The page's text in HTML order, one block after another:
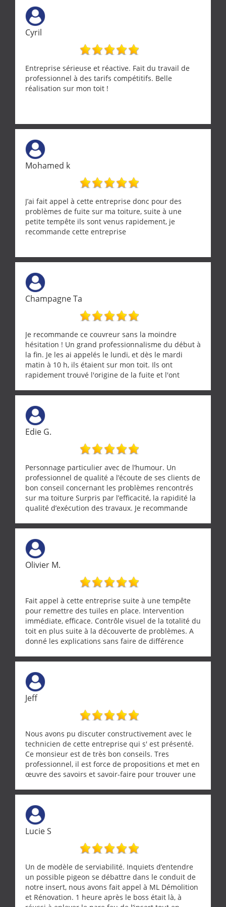
Cyril
Entreprise sérieuse et réactive. Fait du travail de
professionnel à des tarifs compétitifs. Belle
réalisation sur mon toit !
Mohamed k
J’ai fait appel à cette entreprise donc pour des
problèmes de fuite sur ma toiture, suite à une
petite tempête ils sont venus rapidement, je
recommande cette entreprise
Champagne Ta
Je recommande ce couvreur sans la moindre
hésitation ! Un grand professionnalisme du début à
la fin. Je les ai appelés le lundi, et dès le mardi
matin à 10 h, ils étaient sur mon toit. Ils ont
rapidement trouvé l'origine de la fuite et l'ont
Une équipe sérieuse, réactive et compétente. C'est
vraiment rassurant de pouvoir compter sur des
artisans aussi professionnels. Merci encore !
Edie G.
Personnage particulier avec de l’humour. Un
professionnel de qualité a l’écoute de ses clients de
bon conseil concernant les problèmes rencontrés
sur ma toiture Surpris par l’efficacité, la rapidité la
qualité d’exécution des travaux. Je recommande
Olivier M.
Fait appel à cette entreprise suite à une tempête
pour remettre des tuiles en place. Intervention
immédiate, efficace. Contrôle visuel de la totalité du
toit en plus suite à la découverte de problèmes. A
donné les explications sans faire de différence
Jeff
Nous avons pu discuter constructivement avec le
technicien de cette entreprise qui s' est présenté.
Ce monsieur est de très bon conseils. Tres
professionnel, il est force de propositions et met en
œuvre des savoirs et savoir-faire pour trouver une
demande de l écoute et de la considération, ce qui
ne se trouve que chez les pationnés de leur métier.
Merci a ce monsieur pour sa disponibilité
Lucie S
Un de modèle de serviabilité. Inquiets d’entendre
un possible pigeon se débattre dans le conduit de
notre insert, nous avons fait appel à ML Démolition
et Rénovation. 1 heure après le boss était là, à